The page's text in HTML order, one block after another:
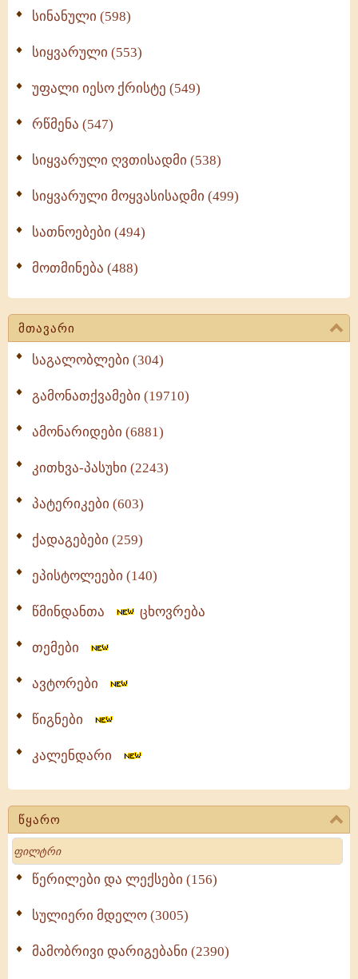
სინანული (598)
სიყვარული (553)
უფალი იესო ქრისტე (549)
რწმენა (547)
სიყვარული ღვთისადმი (538)
სიყვარული მოყვასისადმი (499)
სათნოებები (494)
მოთმინება (488)
მთავარი
საგალობლები (304)
გამონათქვამები (19710)
ამონარიდები (6881)
კითხვა-პასუხი (2243)
პატერიკები (603)
ქადაგებები (259)
ეპისტოლეები (140)
წმინდანთა ცხოვრება
თემები
ავტორები
წიგნები
კალენდარი
წყარო
Search
წერილები და ლექსები (156)
სულიერი მდელო (3005)
მამობრივი დარიგებანი (2390)